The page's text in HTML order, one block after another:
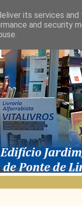
its services
and security